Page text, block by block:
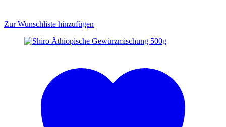
Zur Wunschliste hinzufügen